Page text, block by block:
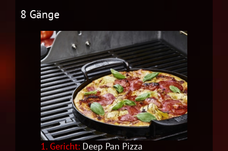
8 Gänge
1. Gericht: Deep Pan Pizza